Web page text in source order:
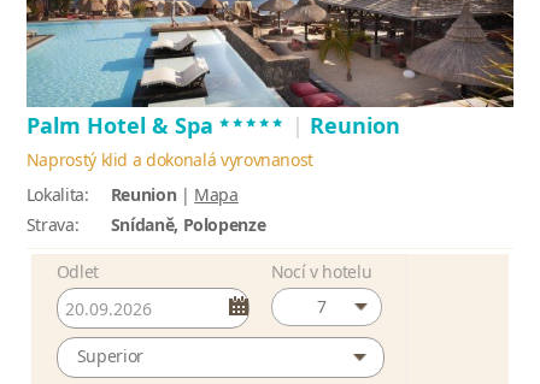
Palm Hotel & Spa ***** | Reunion
Naprostý klid a dokonalá vyrovnanost
Lokalita:
Reunion | Mapa
Strava:
Snídaně, Polopenze
Odlet
Nocí v hotelu
7
Superior